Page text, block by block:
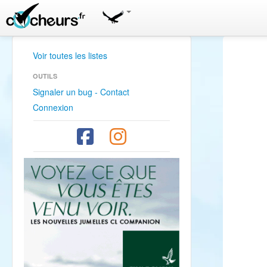
Voir toutes les listes
OUTILS
Signaler un bug - Contact
Connexion